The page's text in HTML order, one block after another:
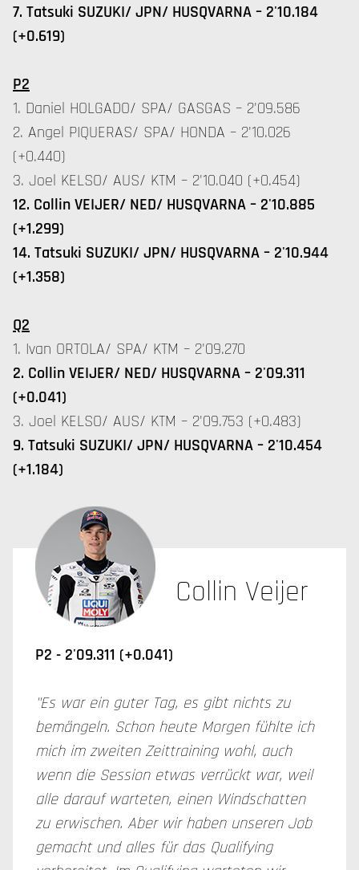
7. Tatsuki SUZUKI/ JPN/ HUSQVARNA – 2'10.184
(+0.619)
P2
1. Daniel HOLGADO/ SPA/ GASGAS – 2'09.586
2. Angel PIQUERAS/ SPA/ HONDA – 2'10.026
(+0.440)
3. Joel KELSO/ AUS/ KTM – 2'10.040 (+0.454)
12. Collin VEIJER/ NED/ HUSQVARNA – 2'10.885
(+1.299)
14. Tatsuki SUZUKI/ JPN/ HUSQVARNA – 2'10.944
(+1.358)
Q2
1. Ivan ORTOLA/ SPA/ KTM – 2'09.270
2. Collin VEIJER/ NED/ HUSQVARNA – 2'09.311
(+0.041)
3. Joel KELSO/ AUS/ KTM – 2'09.753 (+0.483)
9. Tatsuki SUZUKI/ JPN/ HUSQVARNA – 2'10.454
(+1.184)
Collin Veijer
P2 - 2'09.311 (+0.041)
"Es war ein guter Tag, es gibt nichts zu
bemängeln. Schon heute Morgen fühlte ich
mich im zweiten Zeittraining wohl, auch
wenn die Session etwas verrückt war, weil
alle darauf warteten, einen Windschatten
zu erwischen. Aber wir haben unseren Job
gemacht und alles für das Qualifying